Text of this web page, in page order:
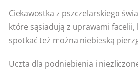
Ciekawostka z pszczelarskiego
które sąsiadują z uprawami
spotkać też można niebieską
Uczta dla podniebienia i